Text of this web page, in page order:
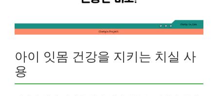
아이 잇몸 건강을 지키는 치실 사
용